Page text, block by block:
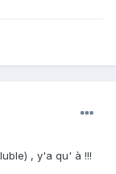
, y'a qu' à !!!